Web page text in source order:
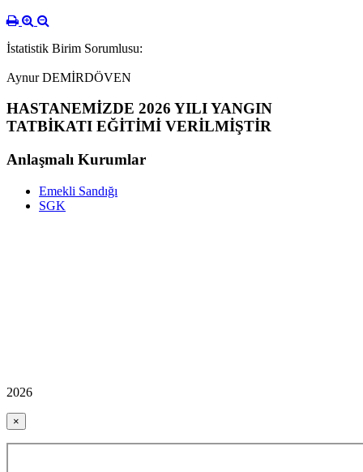
İstatistik Birim Sorumlusu:
Aynur DEMİRDÖVEN
HASTANEMİZDE 2026 YILI YANGIN
TATBİKATI EĞİTİMİ VERİLMİŞTİR
Anlaşmalı Kurumlar
Emekli Sandığı
SGK
2026
×